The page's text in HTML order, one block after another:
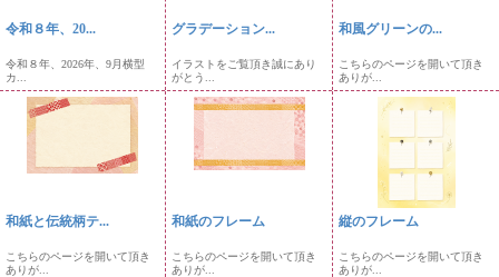
令和８年、20...
令和８年、2026年、9月横型
カ...
グラデーション...
イラストをご覧頂き誠にあり
がとう...
和風グリーンの...
こちらのページを開いて頂き
ありが...
和紙と伝統柄テ...
こちらのページを開いて頂き
ありが...
和紙のフレーム
こちらのページを開いて頂き
ありが...
縦のフレーム
こちらのページを開いて頂き
ありが...